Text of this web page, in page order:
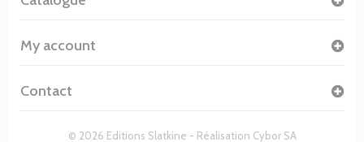
© 2026 Editions Slatkine - Réalisation Cybor SA
My account
Contact